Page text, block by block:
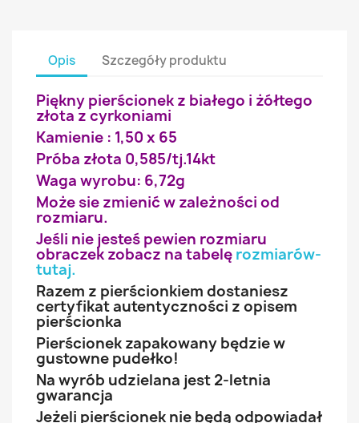
Opis Szczegóły produktu
Piękny pierścionek z białego i żółtego
złota z cyrkoniami
Kamienie : 1,50 x 65
Próba złota 0,585/tj.14kt
Waga wyrobu: 6,72g
Może sie zmienić w zależności od
rozmiaru.
Jeśli nie jesteś pewien rozmiaru
obraczek zobacz na tabelę rozmiarów-
tutaj.
Razem z pierścionkiem dostaniesz
certyfikat autentyczności z opisem
pierścionka
Pierścionek zapakowany będzie w
gustowne pudełko!
Na wyrób udzielana jest 2-letnia
gwarancja
Jeżeli pierścionek nie będą odpowiadał